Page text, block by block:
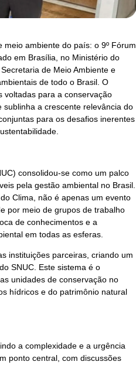
ambiente do país: o 9º Fórum
em Brasília, no Ministério do
de Meio Ambiente e
de todo o Brasil. O
voltadas para a conservação
a crescente relevância do
para os desafios inerentes
consolidou-se como um palco
pela gestão ambiental no Brasil.
Clima, não é apenas um evento
por meio de grupos de trabalho
de conhecimentos e a
em todas as esferas.
instituições parceiras, criando um
SNUC. Este sistema é o
unidades de conservação no
hídricos e do patrimônio natural
a complexidade e a urgência
ponto central, com discussões